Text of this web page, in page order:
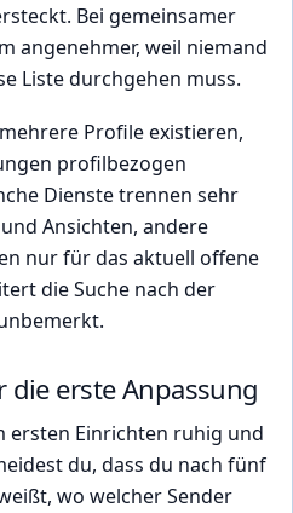
Bei gemeinsamer
angenehmer, weil niemand
Liste durchgehen muss.
Profile existieren,
profilbezogen
Dienste trennen sehr
Ansichten, andere
nur für das aktuell offene
die Suche nach der
die erste Anpassung
ersten Einrichten ruhig und
du, dass du nach fünf
wo welcher Sender